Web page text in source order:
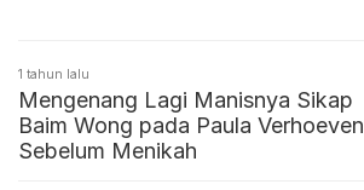
1 tahun lalu
Mengenang Lagi Manisnya Sikap
Baim Wong pada Paula Verhoeven
Sebelum Menikah